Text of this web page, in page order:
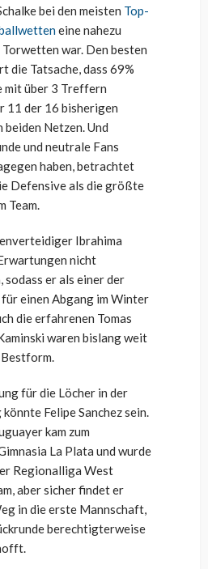
bei den meisten Top-
eine nahezu
war. Den besten
die Tatsache, dass 69%
mit über 3 Treffern
11 der 16 bisherigen
Netzen. Und
und neutrale Fans
haben, betrachtet
Defensive als die größte
Team.
Ibrahima
nicht
sodass er als einer der
einen Abgang im Winter
die erfahrenen Tomas
waren bislang weit
für die Löcher in der
Felipe Sanchez sein.
kam zum
La Plata und wurde
Regionalliga West
aber sicher findet er
in die erste Mannschaft,
berechtigterweise